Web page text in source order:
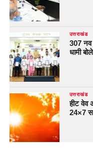
उत्तराखंड
307 नव
धामी
उत्तराखंड
हीट वेव
24×7